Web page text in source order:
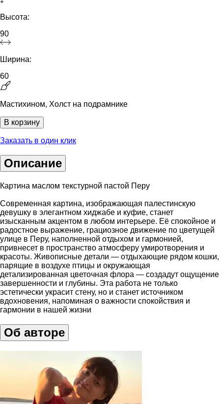
Высота:
90
Ширина:
60
Мастихином, Холст на подрамнике
В корзину
Заказать в один клик
Описание
Картина маслом текстурной пастой Перу
Современная картина, изображающая палестинскую
девушку в элегантном хиджабе и куфие, станет
изысканным акцентом в любом интерьере. Её спокойное и
радостное выражение, грациозное движение по цветущей
улице в Перу, наполненной отдыхом и гармонией,
привнесет в пространство атмосферу умиротворения и
красоты. Живописные детали — отдыхающие рядом кошки,
парящие в воздухе птицы и окружающая
детализированная цветочная флора — создадут ощущение
завершенности и глубины. Эта работа не только
эстетически украсит стену, но и станет источником
вдохновения, напоминая о важности спокойствия и
гармонии в нашей жизни
Об авторе